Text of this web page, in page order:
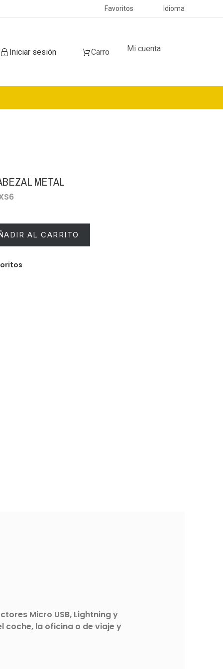
Favoritos Idioma
Iniciar sesión Carro Mi cuenta
METAL
AL CARRITO
Micro USB, Lightning y
la oficina o de viaje y